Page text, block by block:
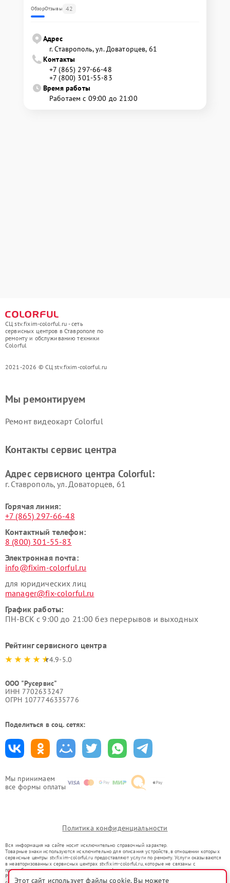
ОбзорОтзывы 42
Адрес
г. Ставрополь, ул. Доваторцев, 61
Контакты
+7 (865) 297-66-48
+7 (800) 301-55-83
Время работы
Работаем с 09:00 до 21:00
СЦ stv.fixim-colorful.ru - сеть
сервисных центров в Ставрополе по
ремонту и обслуживанию техники
Colorful
2021-2026 © СЦ stv.fixim-colorful.ru
Мы принимаем
все формы оплаты
Мы ремонтируем
Ремонт видеокарт Colorful
Контакты сервис центра
Адрес сервисного центра Colorful:
г. Ставрополь, ул. Доваторцев, 61
Горячая линия:
+7 (865) 297-66-48
Контактный телефон:
8 (800) 301-55-83
Электронная почта:
info@fixim-colorful.ru
для юридических лиц
manager@fix-colorful.ru
График работы:
ПН-ВСК с 9:00 до 21:00 без перерывов и выходных
Рейтинг сервисного центра
4.9-5.0
ООО "Русервис"
ИНН 7702633247
ОГРН 1077746335776
Поделиться в соц. сетях:
Политика конфиденциальности
Вся информация на сайте носит исключительно справочный характер.
Товарные знаки используются исключительно для описания устройств, в отношении которых
сервисные центры stv.fixim-colorful.ru предоставляют услуги по ремонту. Услуги оказываются
в неавторизованных сервисных центрах stv.fixim-colorful.ru, которые не связаны с
правообладателями товарных знаков или их официальными представителями.
Ремонт осуществляется для устройств, уже введенных в гражданский оборот в соответствии
Этот сайт использует файлы cookie. Вы можете